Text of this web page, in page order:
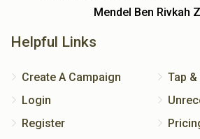
Mendel Ben Rivkah
Helpful Links
Create A Campaign
Login
Register
Tap